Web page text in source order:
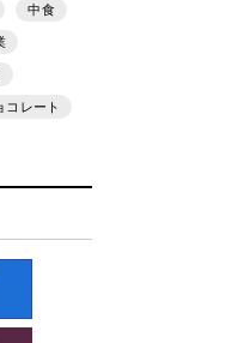
中食
コレート